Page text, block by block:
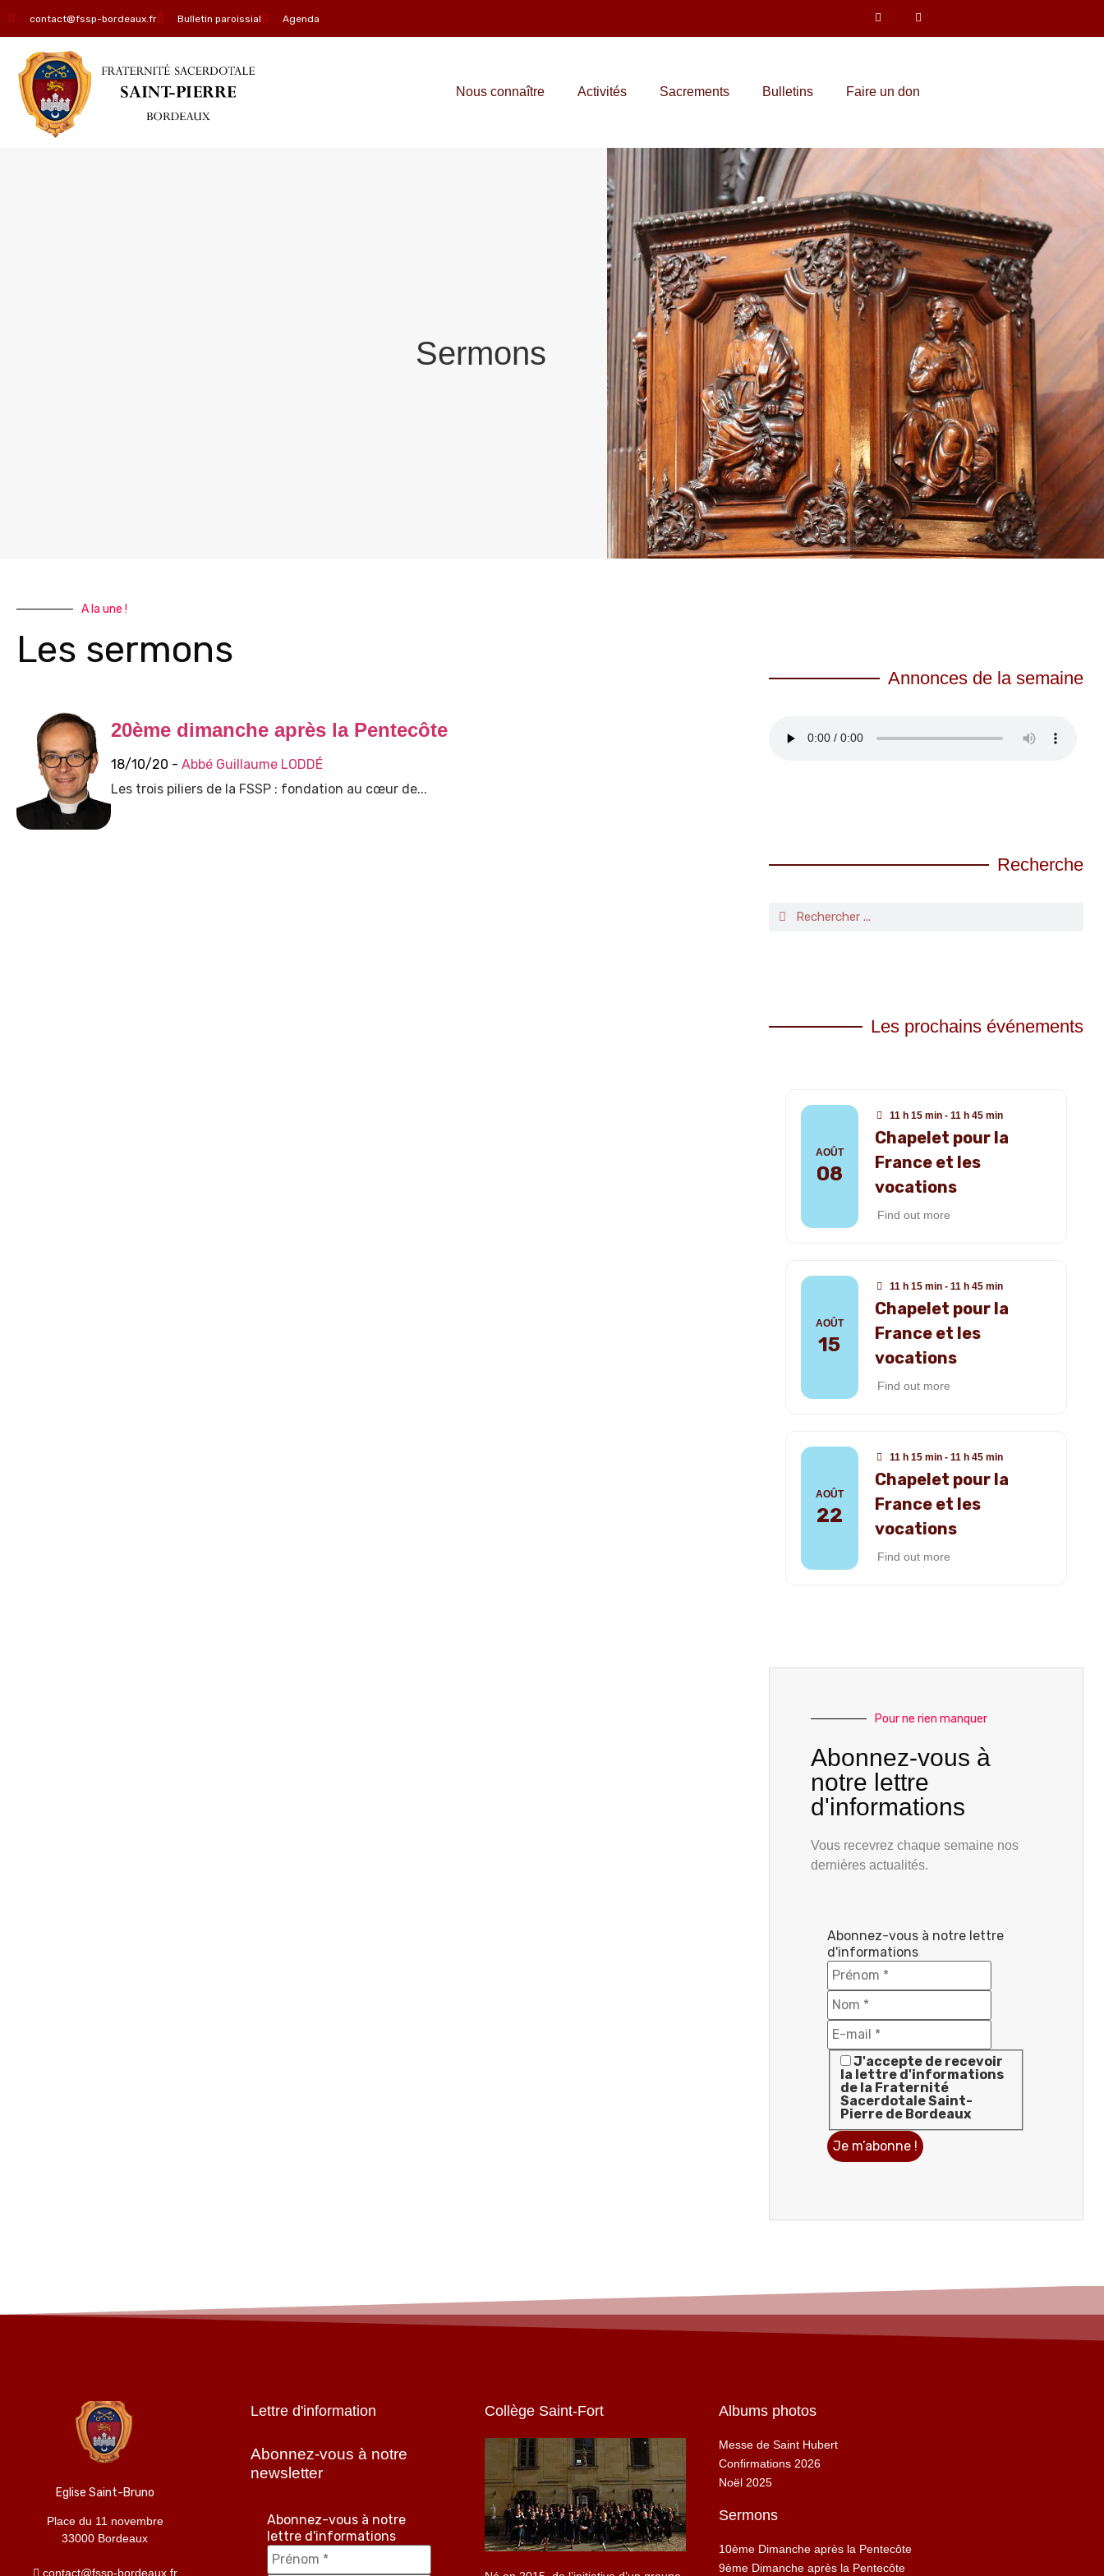
contact@fssp-bordeaux.fr Bulletin paroissial Agenda
Nous connaître Activités Sacrements Bulletins Faire un don
Sermons
A la une !
Les sermons
20ème dimanche après la Pentecôte
18/10/20 - Abbé Guillaume LODDÉ
Les trois piliers de la FSSP : fondation au cœur de...
Annonces de la semaine
Recherche
Les prochains événements
AOÛT
08
11 h 15 min - 11 h 45 min
Chapelet pour la
France et les
vocations
Find out more
AOÛT
15
11 h 15 min - 11 h 45 min
Chapelet pour la
France et les
vocations
Find out more
AOÛT
22
11 h 15 min - 11 h 45 min
Chapelet pour la
France et les
vocations
Find out more
Pour ne rien manquer
Abonnez-vous à
notre lettre
d'informations
Vous recevrez chaque semaine nos
dernières actualités.
Abonnez-vous à notre lettre
d'informations
J'accepte de recevoir
la lettre d'informations
de la Fraternité
Sacerdotale Saint-
Pierre de Bordeaux
Eglise Saint-Bruno
Place du 11 novembre
33000 Bordeaux
contact@fssp-bordeaux.fr
Lettre d'information
Abonnez-vous à notre
newsletter
Abonnez-vous à notre
lettre d'informations
Collège Saint-Fort Albums photos
Messe de Saint Hubert
Confirmations 2026
Noël 2025
Sermons
10ème Dimanche après la Pentecôte
9ème Dimanche après la Pentecôte